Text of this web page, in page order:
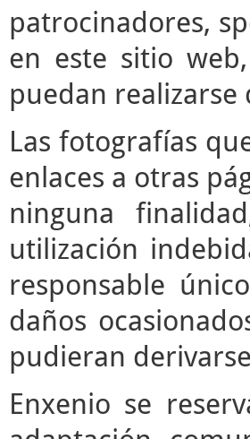
patrocinadores,
en este sitio
puedan realizarse
Las fotografías
enlaces a otras
ninguna
utilización
responsable
daños
pudieran
Enxenio se